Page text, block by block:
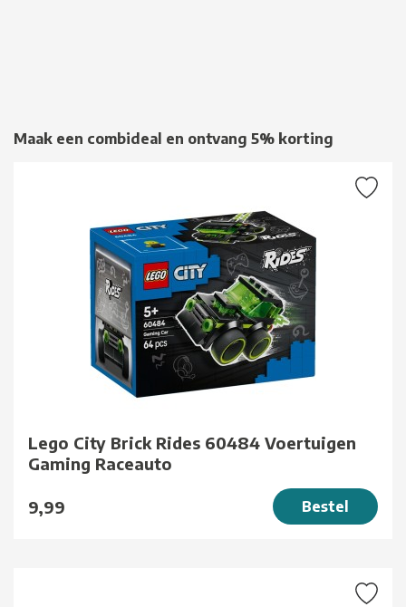
Maak een combideal en ontvang 5% korting
Lego City Brick Rides 60484 Voertuigen
Gaming Raceauto
9,99 Bestel